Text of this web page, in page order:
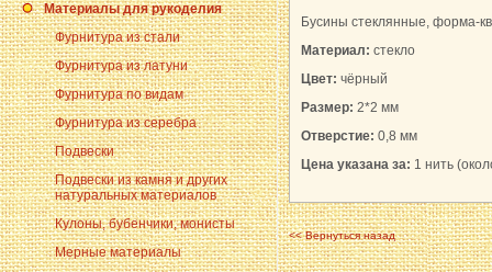
Материалы для рукоделия
Фурнитура из стали
Фурнитура из латуни
Фурнитура по видам
Фурнитура из серебра
Подвески
Подвески из камня и других
натуральных материалов
Кулоны, бубенчики, монисты
Мерные материалы
Бусины стеклянные, форма-
Материал: стекло
Цвет: чёрный
Размер: 2*2 мм
Отверстие: 0,8 мм
Цена указана за: 1 нить
<< Вернуться назад